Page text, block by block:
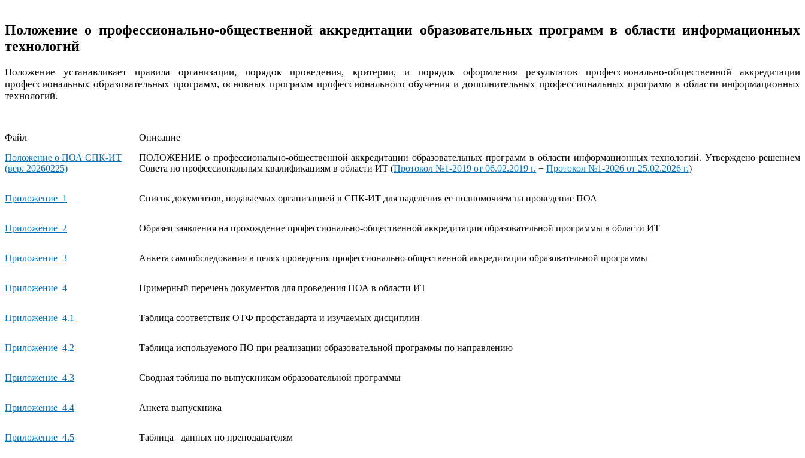
Положение о профессионально-общественной аккредитации образовательных программ в области информационных
технологий
Положение устанавливает правила организации, порядок проведения, критерии, и порядок оформления результатов профессионально-общественной аккредитации
профессиональных образовательных программ, основных программ профессионального обучения и дополнительных профессиональных программ в области информационных
технологий.
Файл
Описание
Положение о ПОА СПК-ИТ
(вер. 20260225)
ПОЛОЖЕНИЕ о профессионально-общественной аккредитации образовательных программ в области информационных технологий. Утверждено решением
Совета по профессиональным квалификациям в области ИТ (Протокол №1-2019 от 06.02.2019 г. + Протокол №1-2026 от 25.02.2026 г.)
Приложение 1 Список документов, подаваемых организацией в СПК-ИТ для наделения ее полномочием на проведение ПОА
Приложение 2 Образец заявления на прохождение профессионально-общественной аккредитации образовательной программы в области ИТ
Приложение 3 Анкета самообследования в целях проведения профессионально-общественной аккредитации образовательной программы
Приложение 4 Примерный перечень документов для проведения ПОА в области ИТ
Приложение 4.1 Таблица соответствия ОТФ профстандарта и изучаемых дисциплин
Приложение 4.2 Таблица используемого ПО при реализации образовательной программы по направлению
Приложение 4.3 Сводная таблица по выпускникам образовательной программы
Приложение 4.4 Анкета выпускника
Приложение 4.5 Таблица данных по преподавателям